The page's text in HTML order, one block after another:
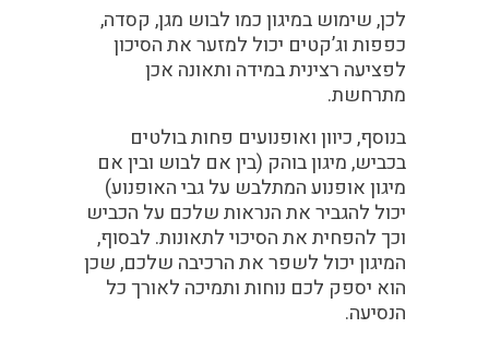
לכן, שימוש במיגון כמו לבוש מגן, קסדה,
כפפות וג’קטים יכול למזער את הסיכון
לפציעה רצינית במידה ותאונה אכן
מתרחשת.
בנוסף, כיוון ואופנועים פחות בולטים
בכביש, מיגון בוהק (בין אם לבוש ובין אם
מיגון אופנוע המתלבש על גבי האופנוע)
יכול להגביר את הנראות שלכם על הכביש
וכך להפחית את הסיכוי לתאונות. לבסוף,
המיגון יכול לשפר את הרכיבה שלכם, שכן
הוא יספק לכם נוחות ותמיכה לאורך כל
הנסיעה.